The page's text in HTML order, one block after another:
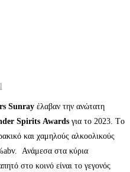
Sunray έλαβαν την ανώτατη
Spirits Awards για το 2023. Tο
και χαμηλούς αλκοολικούς
Ανάμεσα στα κύρια
στο κοινό είναι το γεγονός